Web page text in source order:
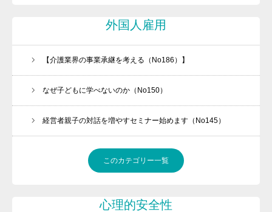
外国人雇用
【介護業界の事業承継を考える（No186）】
なぜ子どもに学べないのか（No150）
経営者親子の対話を増やすセミナー始めます（No145）
このカテゴリー一覧
心理的安全性